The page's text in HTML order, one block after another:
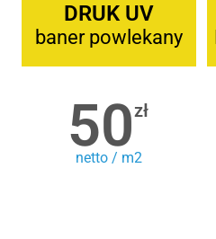
DRUK UV
baner powlekany
50zł
netto / m2